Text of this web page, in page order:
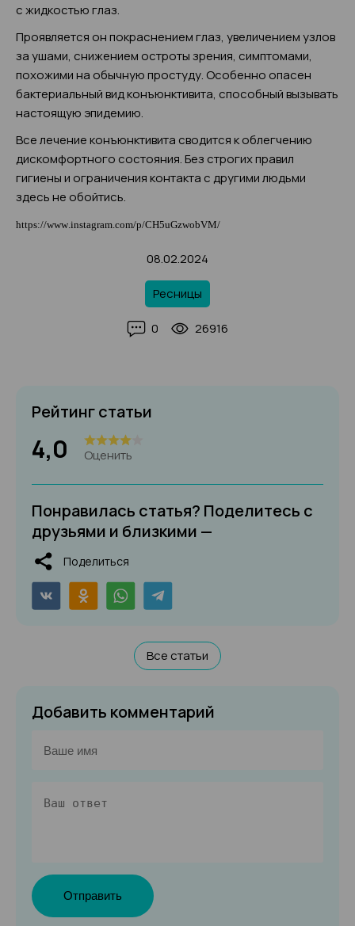
с жидкостью глаз.
Проявляется он покраснением глаз, увеличением узлов
за ушами, снижением остроты зрения, симптомами,
похожими на обычную простуду. Особенно опасен
бактериальный вид конъюнктивита, способный вызывать
настоящую эпидемию.
Все лечение конъюнктивита сводится к облегчению
дискомфортного состояния. Без строгих правил
гигиены и ограничения контакта с другими людьми
здесь не обойтись.
https://www.instagram.com/p/CH5uGzwobVM/
08.02.2024
Ресницы
0 26916
Рейтинг статьи
4,0 Оценить
Понравилась статья? Поделитесь с
друзьями и близкими —
Поделиться
Все статьи
Добавить комментарий
Отправить